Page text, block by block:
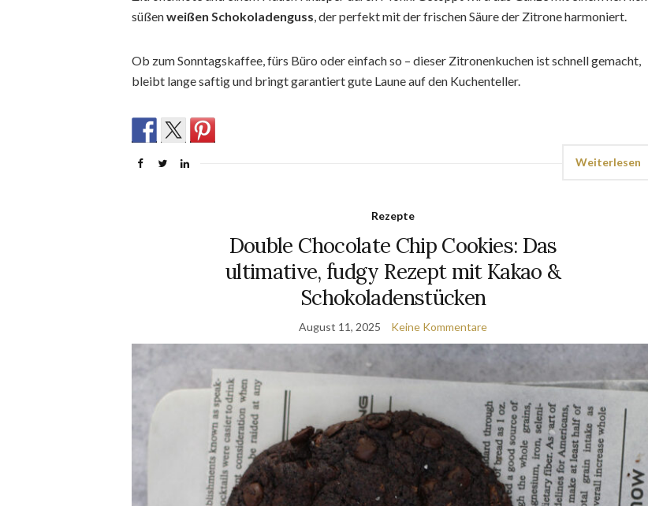
süßenweißen Schokoladenguss, der perfekt mit der frischen Säure der Zitrone harmoniert.
Ob zum Sonntagskaffee, fürs Büro oder einfach so – dieser Zitronenkuchen ist schnell gemacht,
bleibt lange saftig und bringt garantiert gute Laune auf den Kuchenteller.
Weiterlesen
Rezepte
Double Chocolate Chip Cookies: Das
ultimative, fudgy Rezept mit Kakao &
Schokoladenstücken
August 11, 2025 Keine Kommentare